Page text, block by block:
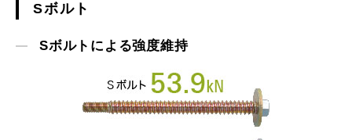
Sボルト
Sボルトによる強度維持